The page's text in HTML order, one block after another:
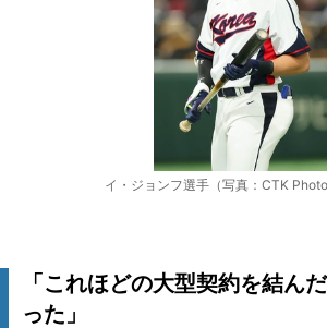
イ・ジョンフ選手（写真：CTK
「これほどの大型契約を結ん
った」